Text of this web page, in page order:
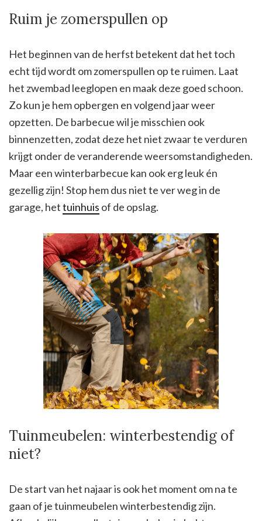
Ruim je zomerspullen op
Het beginnen van de herfst betekent dat het toch
echt tijd wordt om zomerspullen op te ruimen. Laat
het zwembad leeglopen en maak deze goed schoon.
Zo kun je hem opbergen en volgend jaar weer
opzetten. De barbecue wil je misschien ook
binnenzetten, zodat deze het niet zwaar te verduren
krijgt onder de veranderende weersomstandigheden.
Maar een winterbarbecue kan ook erg leuk én
gezellig zijn! Stop hem dus niet te ver weg in de
garage, hettuinhuis of de opslag.
Tuinmeubelen: winterbestendig of
niet?
De start van het najaar is ook het moment om na te
gaan of je tuinmeubelen winterbestendig zijn.